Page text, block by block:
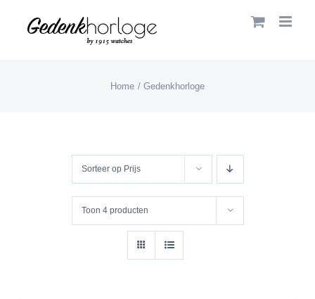
Home Gedenkhorloge
Sorteer op Prijs
Toon 4 producten